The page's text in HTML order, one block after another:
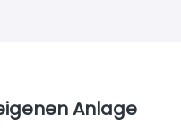
Anlage